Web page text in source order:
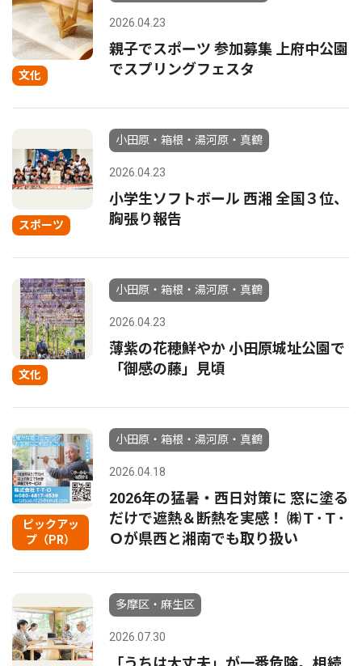
文化
2026.04.23
親子でスポーツ 参加募集 上府中公園
でスプリングフェスタ
スポーツ
小田原・箱根・湯河原・真鶴
2026.04.23
小学生ソフトボール 西湘 全国３位、
胸張り報告
文化
小田原・箱根・湯河原・真鶴
2026.04.23
薄紫の花穂鮮やか 小田原城址公園で
「御感の藤」見頃
ピックアッ
プ（PR）
小田原・箱根・湯河原・真鶴
2026.04.18
2026年の猛暑・西日対策に 窓に塗る
だけで遮熱＆断熱を実感！ ㈱Ｔ･Ｔ･
Ｏが県西と湘南でも取り扱い
多摩区・麻生区
2026.07.30